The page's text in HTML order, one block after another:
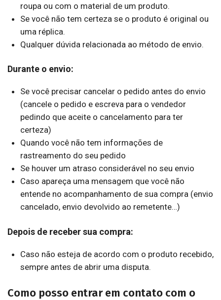
roupa ou com o material de um produto.
Se você não tem certeza se o produto é original ou
uma réplica.
Qualquer dúvida relacionada ao método de envio.
Durante o envio:
Se você precisar cancelar o pedido antes do envio
(cancele o pedido e escreva para o vendedor
pedindo que aceite o cancelamento para ter
certeza)
Quando você não tem informações de
rastreamento do seu pedido
Se houver um atraso considerável no seu envio
Caso apareça uma mensagem que você não
entende no acompanhamento de sua compra (envio
cancelado, envio devolvido ao remetente…)
Depois de receber sua compra:
Caso não esteja de acordo com o produto recebido,
sempre antes de abrir uma disputa.
Como posso entrar em contato com o